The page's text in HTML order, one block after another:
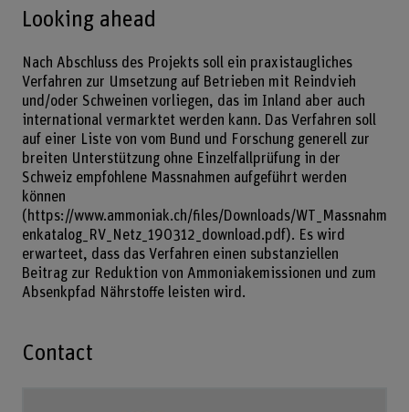
Looking ahead
Nach Abschluss des Projekts soll ein praxistaugliches
Verfahren zur Umsetzung auf Betrieben mit Reindvieh
und/oder Schweinen vorliegen, das im Inland aber auch
international vermarktet werden kann. Das Verfahren soll
auf einer Liste von vom Bund und Forschung generell zur
breiten Unterstützung ohne Einzelfallprüfung in der
Schweiz empfohlene Massnahmen aufgeführt werden
können
( https://www.ammoniak.ch/files/Downloads/WT_Massnahm
enkatalog_RV_Netz_190312_download.pdf). Es wird
erwarteet, dass das Verfahren einen substanziellen
Beitrag zur Reduktion von Ammoniakemissionen und zum
Absenkpfad Nährstoffe leisten wird.
Contact